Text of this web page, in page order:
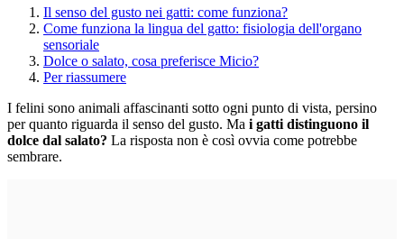
Il senso del gusto nei gatti: come funziona?
Come funziona la lingua del gatto: fisiologia dell'organo
sensoriale
Dolce o salato, cosa preferisce Micio?
Per riassumere
I felini sono animali affascinanti sotto ogni punto di vista, persino
per quanto riguarda il senso del gusto. Ma i gatti distinguono il
dolce dal salato? La risposta non è così ovvia come potrebbe
sembrare.